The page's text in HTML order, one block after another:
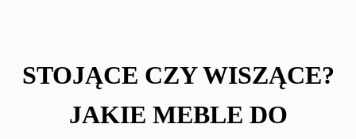
STOJĄCE CZY WISZĄCE?
JAKIE MEBLE DO